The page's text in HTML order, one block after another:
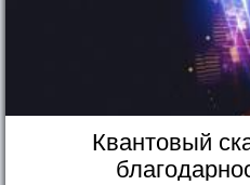
Квантовый